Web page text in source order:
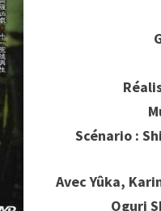
Scénario :
Avec Yûka,
Oguri